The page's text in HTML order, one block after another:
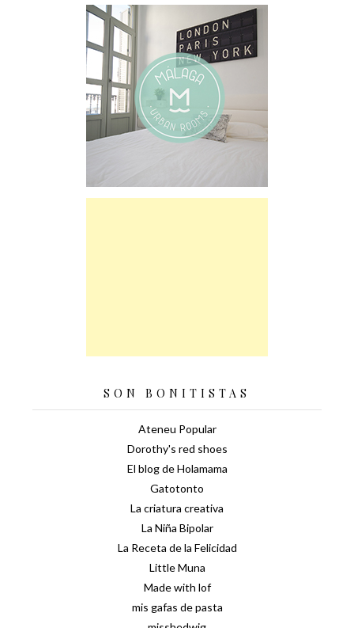
SON BONITISTAS
Ateneu Popular
Dorothy's red shoes
El blog de Holamama
Gatotonto
La criatura creativa
La Niña Bipolar
La Receta de la Felicidad
Little Muna
Made with lof
mis gafas de pasta